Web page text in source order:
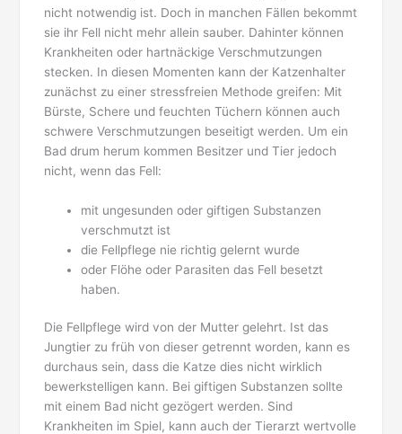
nicht notwendig ist. Doch in manchen Fällen bekommt
sie ihr Fell nicht mehr allein sauber. Dahinter können
Krankheiten oder hartnäckige Verschmutzungen
stecken. In diesen Momenten kann der Katzenhalter
zunächst zu einer stressfreien Methode greifen: Mit
Bürste, Schere und feuchten Tüchern können auch
schwere Verschmutzungen beseitigt werden. Um ein
Bad drum herum kommen Besitzer und Tier jedoch
nicht, wenn das Fell:
mit ungesunden oder giftigen Substanzen
verschmutzt ist
die Fellpflege nie richtig gelernt wurde
oder Flöhe oder Parasiten das Fell besetzt
haben.
Die Fellpflege wird von der Mutter gelehrt. Ist das
Jungtier zu früh von dieser getrennt worden, kann es
durchaus sein, dass die Katze dies nicht wirklich
bewerkstelligen kann. Bei giftigen Substanzen sollte
mit einem Bad nicht gezögert werden. Sind
Krankheiten im Spiel, kann auch der Tierarzt wertvolle